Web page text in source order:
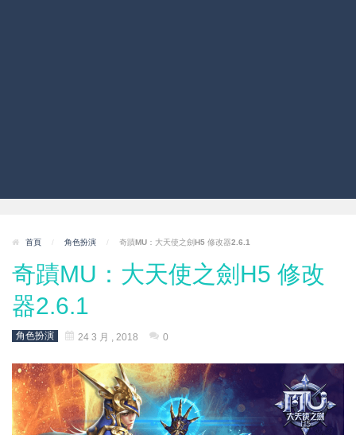
首頁 / 角色扮演 / 奇蹟MU：大天使之劍H5 修改器2.6.1
奇蹟MU：大天使之劍H5 修改
器2.6.1
角色扮演 24 3 月 , 2018 0